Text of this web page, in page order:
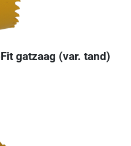
gatzaag (var. tand)